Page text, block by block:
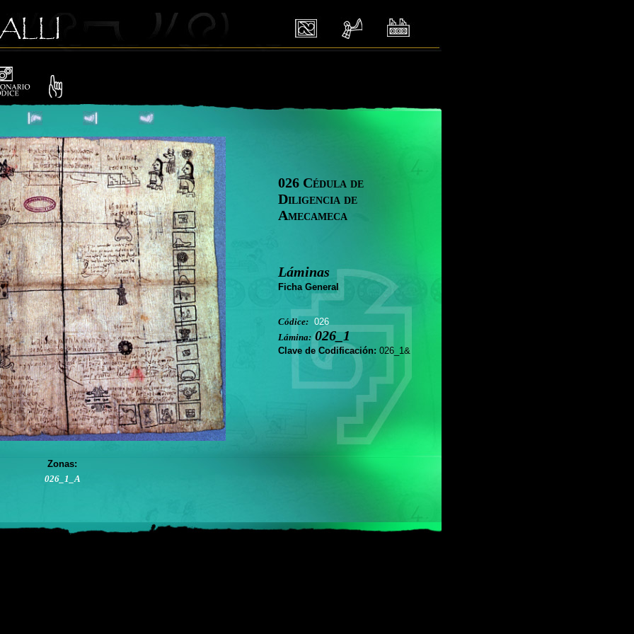
Zonas:
026_1_A
026 Cédula de
Diligencia de
Amecameca
Láminas
Ficha General
Códice: 026
Lámina:026_1
Clave de Codificación: 026_1&